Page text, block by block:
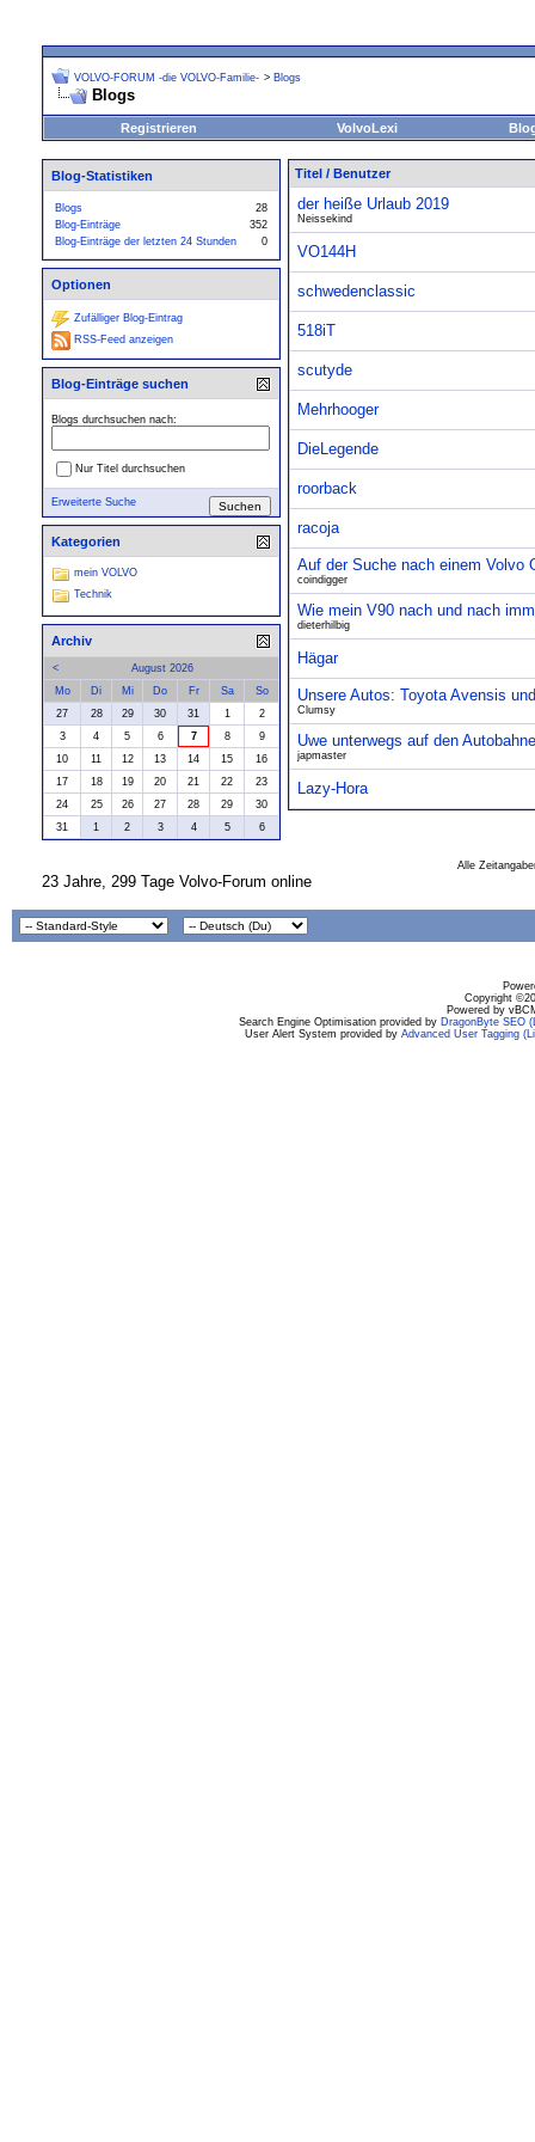
VOLVO-FORUM -die VOLVO-Familie- > Blogs
Blogs
Registrieren VolvoLexi
Titel / Benutzer
der heiße Urlaub 2019
Neissekind
VO144H
schwedenclassic
518iT
scutyde
Mehrhooger
DieLegende
roorback
racoja
Auf der Suche nach einem Volvo
coindigger
Wie mein V90 nach und nach
dieterhilbig
Hägar
Unsere Autos: Toyota Avensis
Clumsy
Uwe unterwegs auf den
japmaster
Lazy-Hora
Blog-Statistiken
Blogs
28
Blog-Einträge
352
Blog-Einträge der letzten 24 Stunden
0
Optionen
Zufälliger Blog-Eintrag
RSS-Feed anzeigen
Blog-Einträge suchen
Blogs durchsuchen nach:
Nur Titel durchsuchen
Erweiterte Suche
Kategorien
mein VOLVO
Technik
Archiv
<
August 2026
Mo
Di Mi Do Fr Sa
So
27
28 29 30 31 1
2
3
4 5 6 7 8
9
10
11 12 13 14 15
16
17
18 19 20 21 22
23
24
25 26 27 28 29
30
31
1 2 3 4 5 6
Alle
23 Jahre, 299 Tage Volvo-Forum online
Copyright
Powered by
Search Engine Optimisation provided by DragonByte SEO
User Alert System provided by Advanced User Tagging